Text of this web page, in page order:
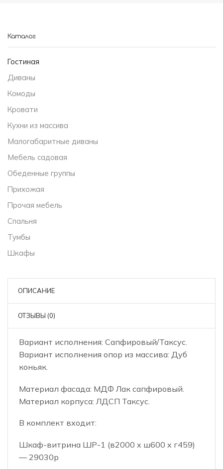
Каталог
Гостиная
Диваны
Комоды
Кровати
Кухни из массива
Малогабаритные диваны
Мебель садовая
Обеденные группы
Прихожая
Прочая мебель
Спальня
Тумбы
Шкафы
ОПИСАНИЕ
ОТЗЫВЫ (0)
Вариант исполнения: Сапфировый/Таксус.
Вариант исполнения опор из массива: Дуб
коньяк.
Материал фасада: МДФ Лак сапфировый.
Материал корпуса: ЛДСП Таксус.
В комплект входит:
Шкаф-витрина ШР-1 (в2000 х ш600 х г459)
— 29030р